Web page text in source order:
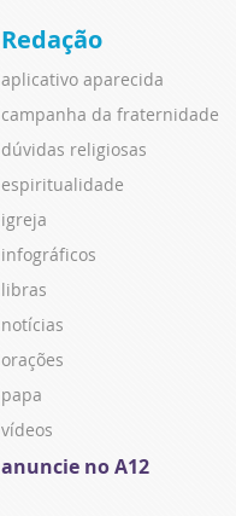
Redação
aplicativo aparecida
campanha da fraternidade
dúvidas religiosas
espiritualidade
igreja
infográficos
libras
notícias
orações
papa
vídeos
anuncie no A12